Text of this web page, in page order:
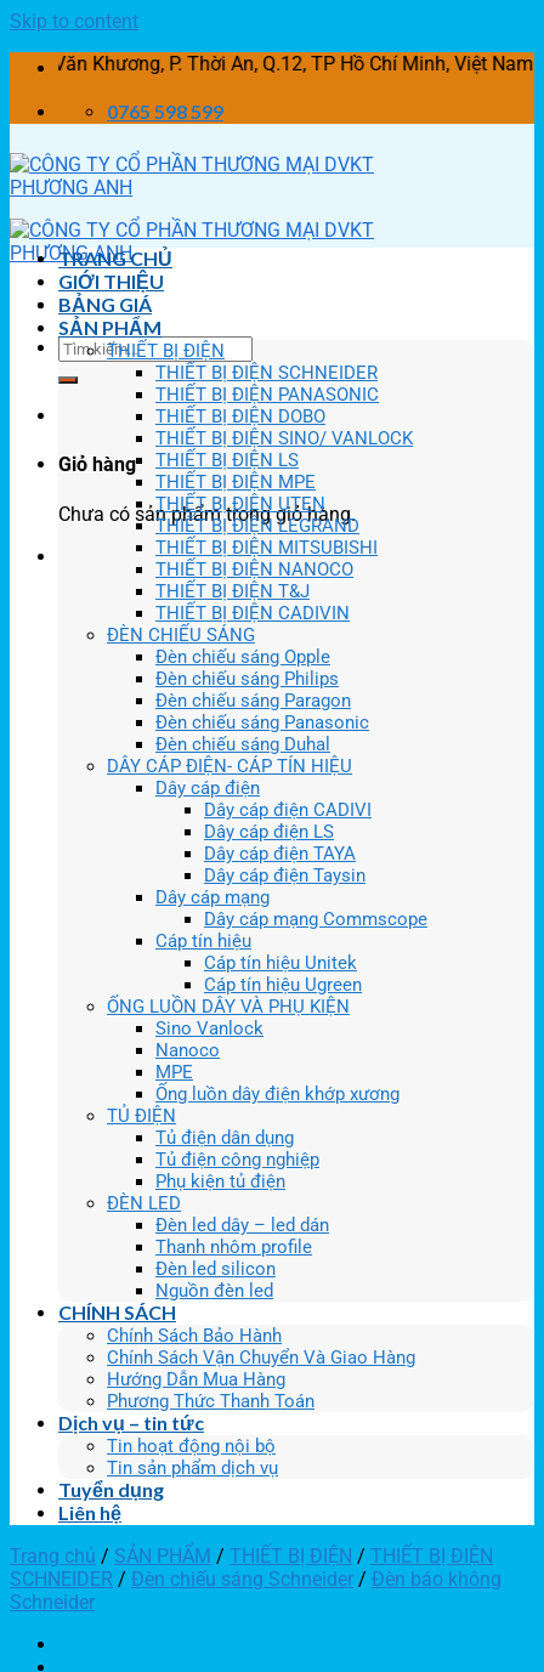
Skip to content
Văn Khương, P. Thời An, Q.12, TP Hồ Chí Minh, Việt Nam
0765 598 599
Giỏ hàng
Chưa có sản phẩm trong giỏ hàng.
TRANG CHỦ
GIỚI THIỆU
BẢNG GIÁ
SẢN PHẨM
THIẾT BỊ ĐIỆN
THIẾT BỊ ĐIỆN SCHNEIDER
THIẾT BỊ ĐIỆN PANASONIC
THIẾT BỊ ĐIỆN DOBO
THIẾT BỊ ĐIỆN SINO/ VANLOCK
THIẾT BỊ ĐIỆN LS
THIẾT BỊ ĐIỆN MPE
THIẾT BỊ ĐIỆN UTEN
THIẾT BỊ ĐIỆN LEGRAND
THIẾT BỊ ĐIỆN MITSUBISHI
THIẾT BỊ ĐIỆN NANOCO
THIẾT BỊ ĐIỆN T&J
THIẾT BỊ ĐIỆN CADIVIN
ĐÈN CHIẾU SÁNG
Đèn chiếu sáng Opple
Đèn chiếu sáng Philips
Đèn chiếu sáng Paragon
Đèn chiếu sáng Panasonic
Đèn chiếu sáng Duhal
DÂY CÁP ĐIỆN- CÁP TÍN HIỆU
Dây cáp điện
Dây cáp điện CADIVI
Dây cáp điện LS
Dây cáp điện TAYA
Dây cáp điện Taysin
Dây cáp mạng
Dây cáp mạng Commscope
Cáp tín hiệu
Cáp tín hiệu Unitek
Cáp tín hiệu Ugreen
ỐNG LUỒN DÂY VÀ PHỤ KIỆN
Sino Vanlock
Nanoco
MPE
Ống luồn dây điện khớp xương
TỦ ĐIỆN
Tủ điện dân dụng
Tủ điện công nghiệp
Phụ kiện tủ điện
ĐÈN LED
Đèn led dây – led dán
Thanh nhôm profile
Đèn led silicon
Nguồn đèn led
CHÍNH SÁCH
Chính Sách Bảo Hành
Chính Sách Vận Chuyển Và Giao Hàng
Hướng Dẫn Mua Hàng
Phương Thức Thanh Toán
Dịch vụ – tin tức
Tin hoạt động nội bộ
Tin sản phẩm dịch vụ
Tuyển dụng
Liên hệ
Trang chủ / SẢN PHẨM / THIẾT BỊ ĐIỆN / THIẾT BỊ ĐIỆN
SCHNEIDER / Đèn chiếu sáng Schneider / Đèn báo không
Schneider